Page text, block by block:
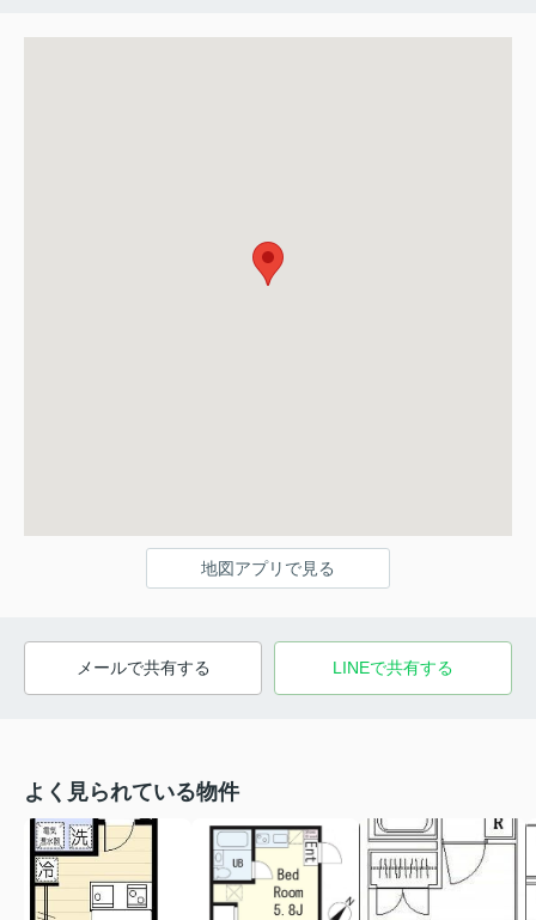
地図アプリで見る
メールで共有する LINEで共有する
よく見られている物件